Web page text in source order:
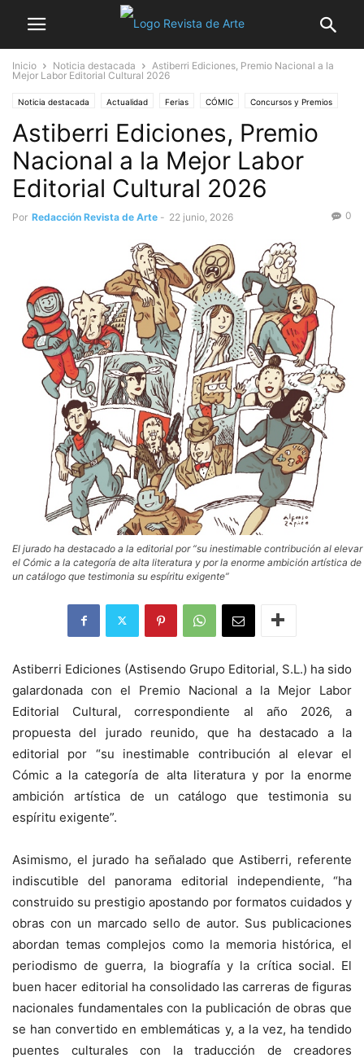
Inicio Noticia destacada
Astiberri Ediciones, Premio Nacional a la
Mejor Labor Editorial Cultural 2026
Noticia destacada Actualidad Ferias CÓMIC Concursos y Premios
Libros
Astiberri Ediciones, Premio
Nacional a la Mejor Labor
Editorial Cultural 2026
Por Redacción Revista de Arte - 22 junio, 2026 0
El jurado ha destacado a la editorial por “su inestimable contribución al elevar
el Cómic a la categoría de alta literatura y por la enorme ambición artística de
un catálogo que testimonia su espíritu exigente”
Astiberri Ediciones (Astisendo Grupo Editorial, S.L.) ha sido
galardonada con el Premio Nacional a la Mejor Labor
Editorial Cultural, correspondiente al año 2026, a
propuesta del jurado reunido, que ha destacado a la
editorial por “su inestimable contribución al elevar el
Cómic a la categoría de alta literatura y por la enorme
ambición artística de un catálogo que testimonia su
espíritu exigente”.
Asimismo, el jurado ha señalado que Astiberri, referente
indiscutible del panorama editorial independiente, “ha
construido su prestigio apostando por formatos cuidados y
obras con un marcado sello de autor. Sus publicaciones
abordan temas complejos como la memoria histórica, el
periodismo de guerra, la biografía y la crítica social. El
buen hacer editorial ha consolidado las carreras de figuras
nacionales fundamentales con la publicación de obras que
se han convertido en emblemáticas y, a la vez, ha tendido
puentes culturales con la traducción de creadores